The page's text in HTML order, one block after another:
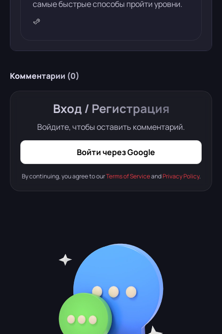
самые быстрые способы пройти уровни.
Комментарии (0)
Вход / Регистрация
Войдите, чтобы оставить комментарий.
Войти через Google
By continuing, you agree to ourTerms of ServiceandPrivacy Policy.